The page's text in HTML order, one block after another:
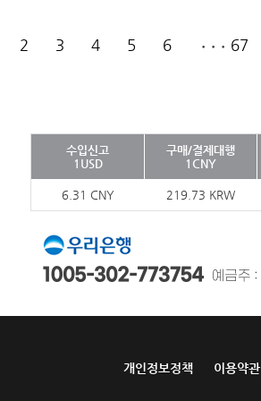
2 3 4 5 6 ••• 67
수입신고
1USD
구매/결제대행
1CNY
6.31 CNY 219.73 KRW
개인정보정책 이용약관